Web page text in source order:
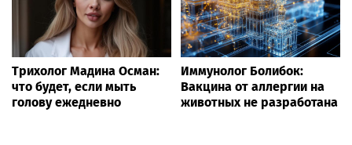
Трихолог Мадина Осман:
что будет, если мыть
голову ежедневно
Иммунолог Болибок:
Вакцина от аллергии на
животных не разработана